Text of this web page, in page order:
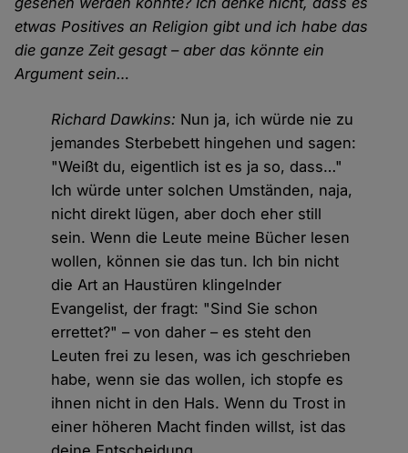
etwas Positives an Religion gibt und ich habe das
die ganze Zeit gesagt – aber das könnte ein
Argument sein…
Richard Dawkins: Nun ja, ich würde nie zu
jemandes Sterbebett hingehen und sagen:
"Weißt du, eigentlich ist es ja so, dass…"
Ich würde unter solchen Umständen, naja,
nicht direkt lügen, aber doch eher still
sein. Wenn die Leute meine Bücher lesen
wollen, können sie das tun. Ich bin nicht
die Art an Haustüren klingelnder
Evangelist, der fragt: "Sind Sie schon
errettet?" – von daher – es steht den
Leuten frei zu lesen, was ich geschrieben
habe, wenn sie das wollen, ich stopfe es
ihnen nicht in den Hals. Wenn du Trost in
einer höheren Macht finden willst, ist das